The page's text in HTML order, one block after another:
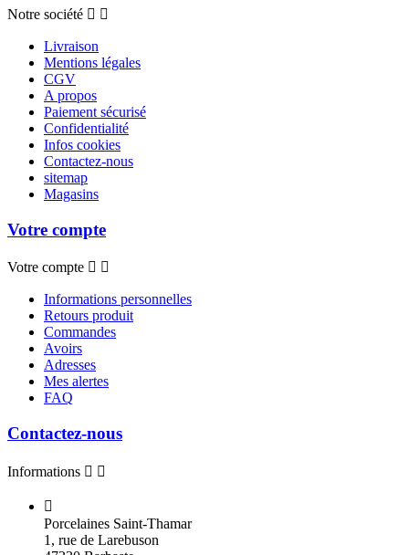
Notre société  
Livraison
Mentions légales
CGV
A propos
Paiement sécurisé
Confidentialité
Infos cookies
Contactez-nous
sitemap
Magasins
Votre compte
Votre compte  
Informations personnelles
Retours produit
Commandes
Avoirs
Adresses
Mes alertes
FAQ
Contactez-nous
Informations  

Porcelaines Saint-Thamar
1, rue de Larebuson